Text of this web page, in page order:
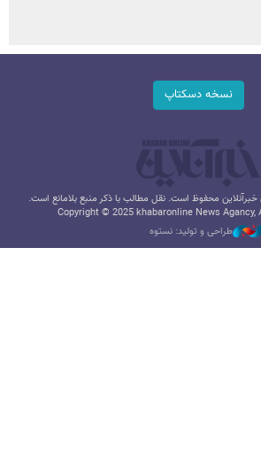
نسخه دسکتاپ
محفوظ است. نقل مطالب با ذکر منبع بلامانع است.
Copyright © 2025 khabaronline News
طراحی و تولید: نستوه